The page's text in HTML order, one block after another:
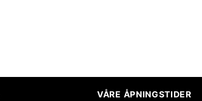
VÅRE ÅPNINGSTIDER